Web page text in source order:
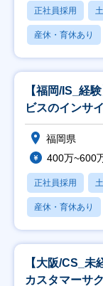
正社員採用
産休・育休あり
【福岡/IS_経
ビスのインサ
活生
福岡県
400万~600
正社員採用
産休・育休あり
【大阪/CS_
カスタマーサ